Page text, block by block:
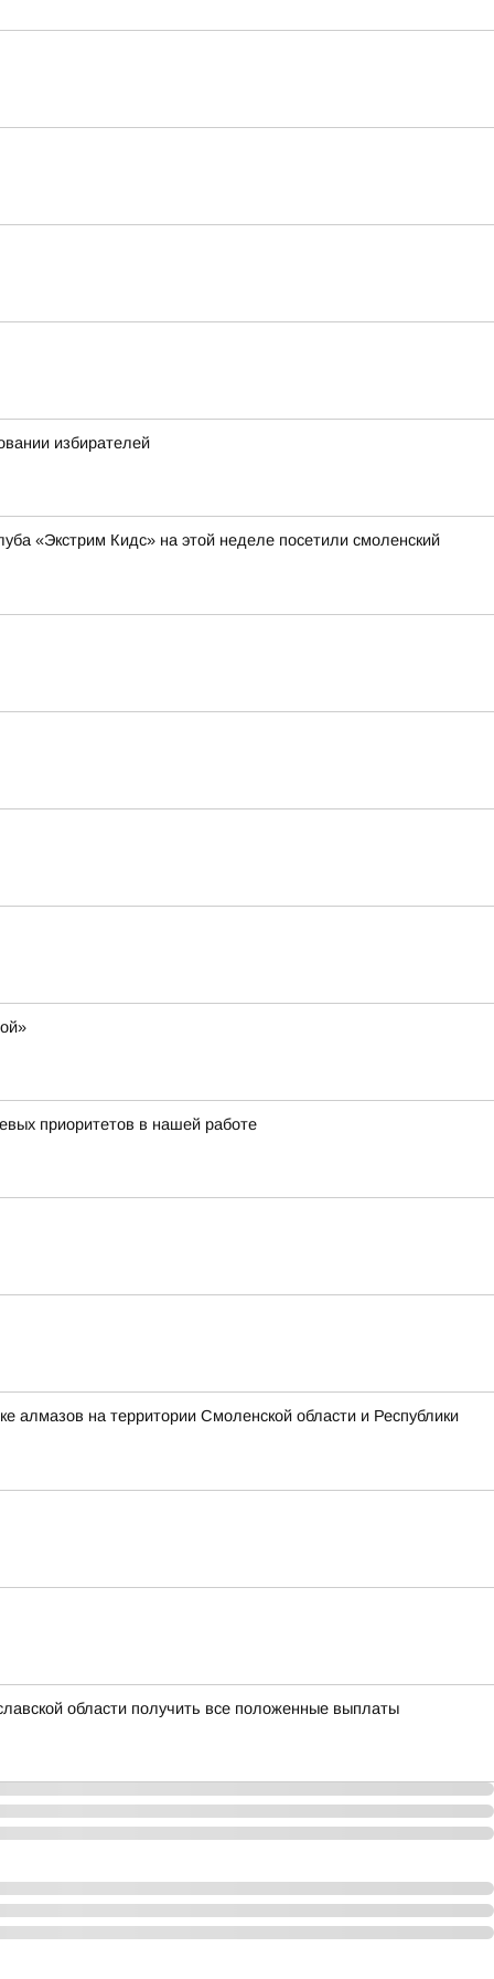
избирателей
«Экстрим Кидс» на этой неделе посетили смоленский
приоритетов в нашей работе
алмазов на территории Смоленской области и Республики
области получить все положенные выплаты